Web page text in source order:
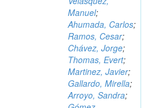
Manuel;
Ahumada, Carlos;
Ramos, Cesar;
Chávez, Jorge;
Thomas, Evert;
Martinez, Javier;
Gallardo, Mirella;
Arroyo, Sandra;